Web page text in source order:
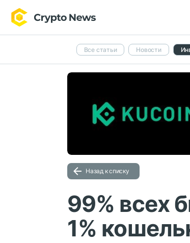
Все статьи Новости
Назад к списку
99% всех
1%